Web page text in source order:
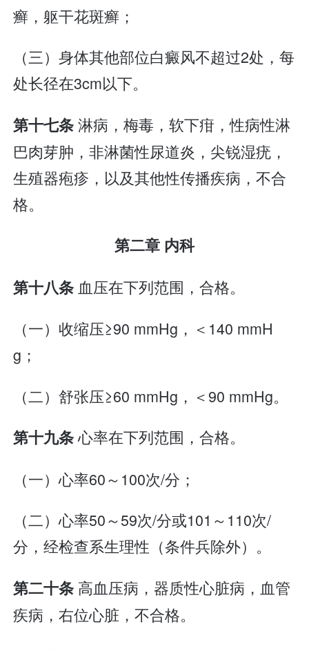
癣，躯干花斑癣；
（三）身体其他部位白癜风不超过2处，每
处长径在3cm以下。
第十七条淋病，梅毒，软下疳，性病性淋
巴肉芽肿，非淋菌性尿道炎，尖锐湿疣，
生殖器疱疹，以及其他性传播疾病，不合
格。
第二章 内科
第十八条 血压在下列范围，合格。
（一）收缩压≥90 mmHg，＜140 mmH
g；
（二）舒张压≥60 mmHg，＜90 mmHg。
第十九条心率在下列范围，合格。
（一）心率60～100次/分；
（二）心率50～59次/分或101～110次/
分，经检查系生理性（条件兵除外）。
第二十条 高血压病，器质性心脏病，血管
疾病，右位心脏，不合格。